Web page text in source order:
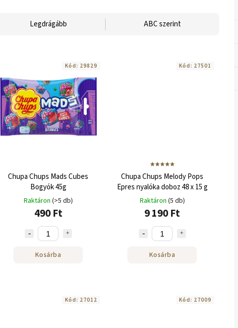
Legdrágább ABC szerint
Chupa Chups Mads Cubes
Bogyók 45g
Raktáron (>5 db)
490 Ft
Kosárba
Kód: 29829
Chupa Chups Melody Pops
Epres nyalóka doboz 48 x 15 g
Raktáron (5 db)
9 190 Ft
Kosárba
Kód: 27501
Kód: 27012 Kód: 27009